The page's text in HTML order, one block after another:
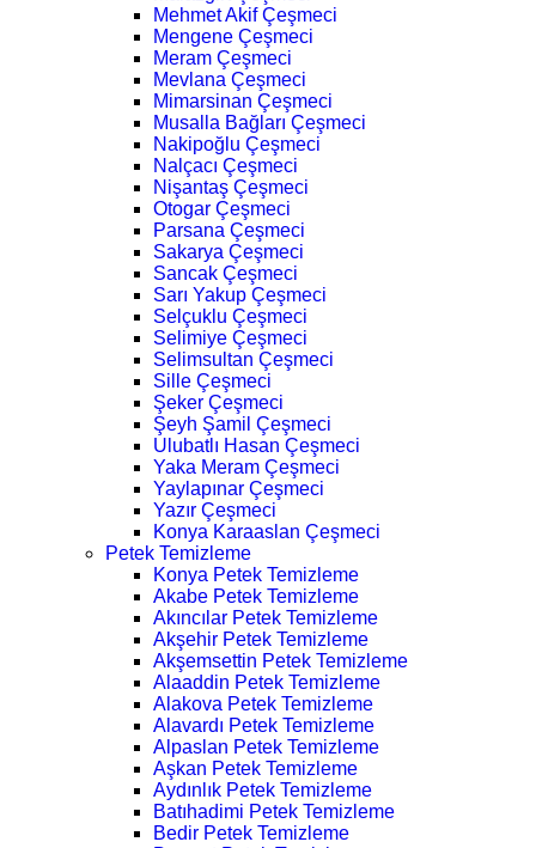
Mehmet Akif Çeşmeci
Mengene Çeşmeci
Meram Çeşmeci
Mevlana Çeşmeci
Mimarsinan Çeşmeci
Musalla Bağları Çeşmeci
Nakipoğlu Çeşmeci
Nalçacı Çeşmeci
Nişantaş Çeşmeci
Otogar Çeşmeci
Parsana Çeşmeci
Sakarya Çeşmeci
Sancak Çeşmeci
Sarı Yakup Çeşmeci
Selçuklu Çeşmeci
Selimiye Çeşmeci
Selimsultan Çeşmeci
Sille Çeşmeci
Şeker Çeşmeci
Şeyh Şamil Çeşmeci
Ulubatlı Hasan Çeşmeci
Yaka Meram Çeşmeci
Yaylapınar Çeşmeci
Yazır Çeşmeci
Konya Karaaslan Çeşmeci
Petek Temizleme
Konya Petek Temizleme
Akabe Petek Temizleme
Akıncılar Petek Temizleme
Akşehir Petek Temizleme
Akşemsettin Petek Temizleme
Alaaddin Petek Temizleme
Alakova Petek Temizleme
Alavardı Petek Temizleme
Alpaslan Petek Temizleme
Aşkan Petek Temizleme
Aydınlık Petek Temizleme
Batıhadimi Petek Temizleme
Bedir Petek Temizleme